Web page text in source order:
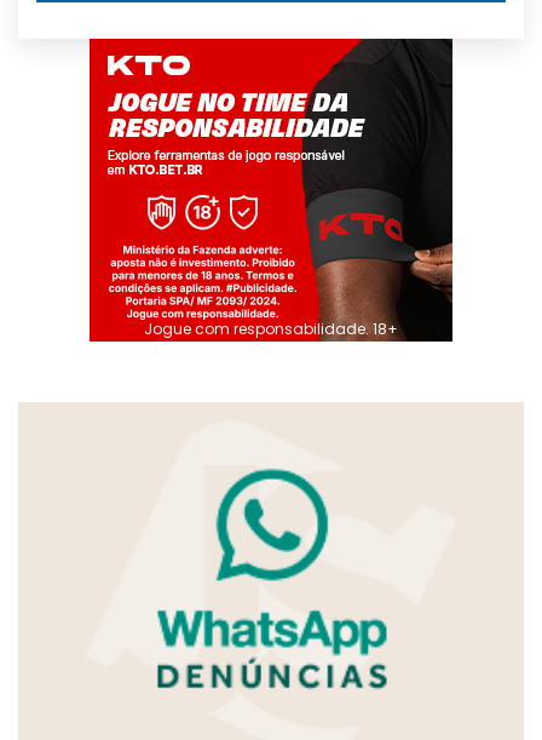
Jogue com responsabilidade. 18+